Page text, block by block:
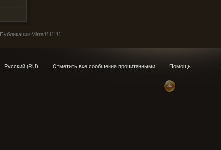
Публикации Mirra1111111
Русский (RU) Отметить все сообщения прочитанными Помощь